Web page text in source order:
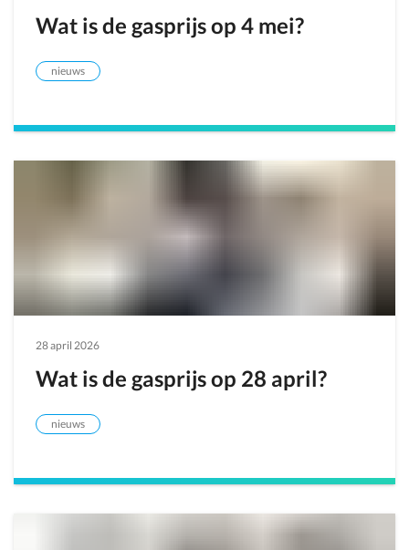
Wat is de gasprijs op 4 mei?
nieuws
28 april 2026
Wat is de gasprijs op 28 april?
nieuws